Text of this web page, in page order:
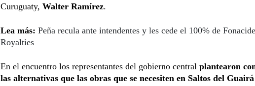
Curuguaty, Walter Ramírez.
Lea más: Peña recula ante intendentes y les cede el 100% de
Royalties
En el encuentro los representantes del gobierno central plantearon
las alternativas que las obras que se necesiten en Saltos del